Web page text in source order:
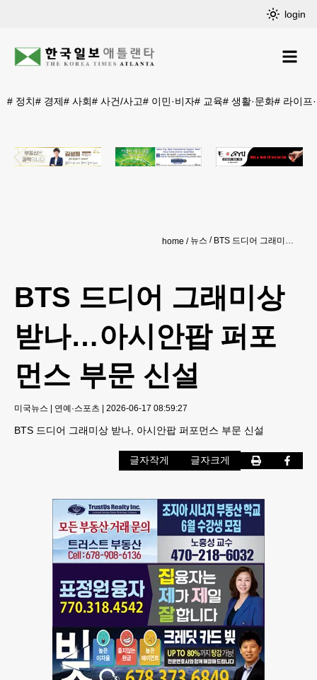
login
# 정치# 경제# 사회# 사건/사고# 이민·비자# 교육# 생활·문화# 라이프
home 뉴스 BTS 드디어 그래미상 받나…아시안팝 퍼포먼스 부문 신설
BTS 드디어 그래미상
받나…아시안팝 퍼포
먼스 부문 신설
미국뉴스 | 연예·스포츠 | 2026-06-17 08:59:27
BTS 드디어 그래미상 받나, 아시안팝 퍼포먼스 부문 신설
글자작게 글자크게